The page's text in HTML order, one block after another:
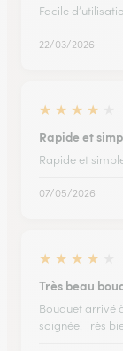
Facile
22/03/2026
★ ★ ★ ★
Rapide et
Rapide et
07/05/2026
★ ★ ★ ★
Très beau
Bouquet arrivé
soignée. Très